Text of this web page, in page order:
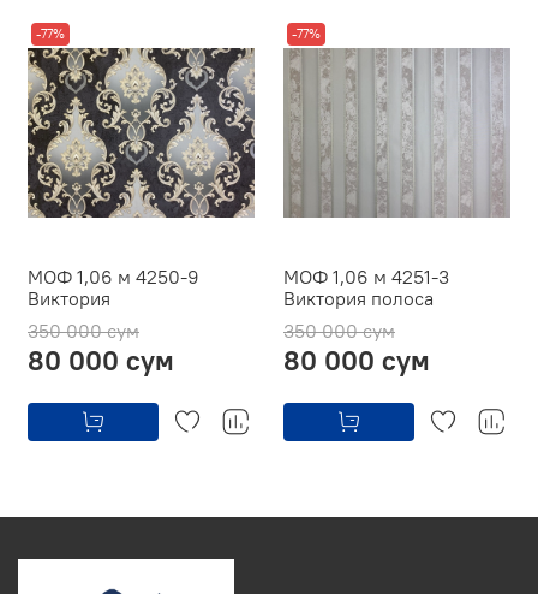
-77%
МОФ 1,06 м 4250-9
Виктория
350 000 сум
80 000 сум
-77%
МОФ 1,06 м 4251-3
Виктория полоса
350 000 сум
80 000 сум